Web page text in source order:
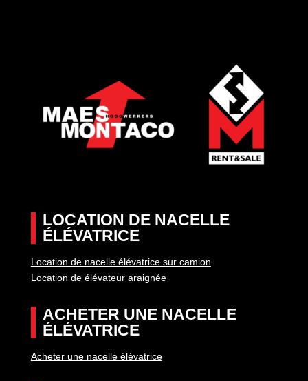
LOCATION DE NACELLE
ÉLÉVATRICE
Location de nacelle élévatrice sur camion
Location de élévateur araignée
ACHETER UNE NACELLE
ÉLÉVATRICE
Acheter une nacelle élévatrice